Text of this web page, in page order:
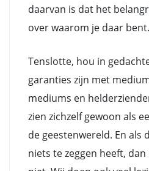
daarvan is dat het
over waarom je daar bent.
Tenslotte, hou in
garanties zijn met
mediums en
zien zichzelf gewoon als
de geestenwereld. En als
niets te zeggen heeft,